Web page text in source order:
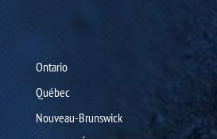
Ontario
Québec
Nouveau-Brunswick